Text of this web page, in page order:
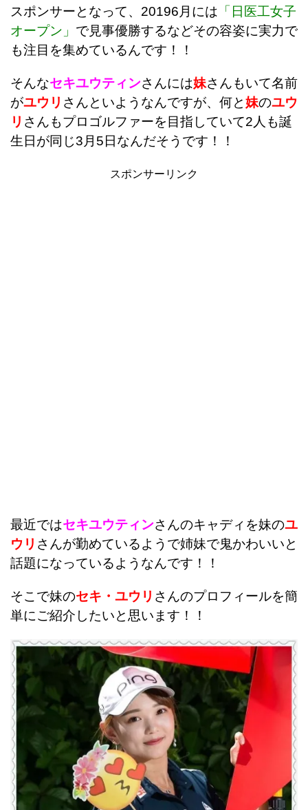
スポンサーとなって、20196月には 「日医工女子
オープン」 で見事優勝するなどその容姿に実力で
も注目を集めているんです！！
そんなセキユウティンさんには妹さんもいて名前
がユウリ さんといようなんですが、何と妹のユウ
リ さんもプロゴルファーを目指していて2人も誕
生日が同じ3月5日なんだそうです！！
スポンサーリンク
最近ではセキユウティンさんのキャディを妹のユ
ウリ さんが勤めているようで姉妹で鬼かわいいと
話題になっているようなんです！！
そこで妹のセキ・ユウリ さんのプロフィールを簡
単にご紹介したいと思います！！